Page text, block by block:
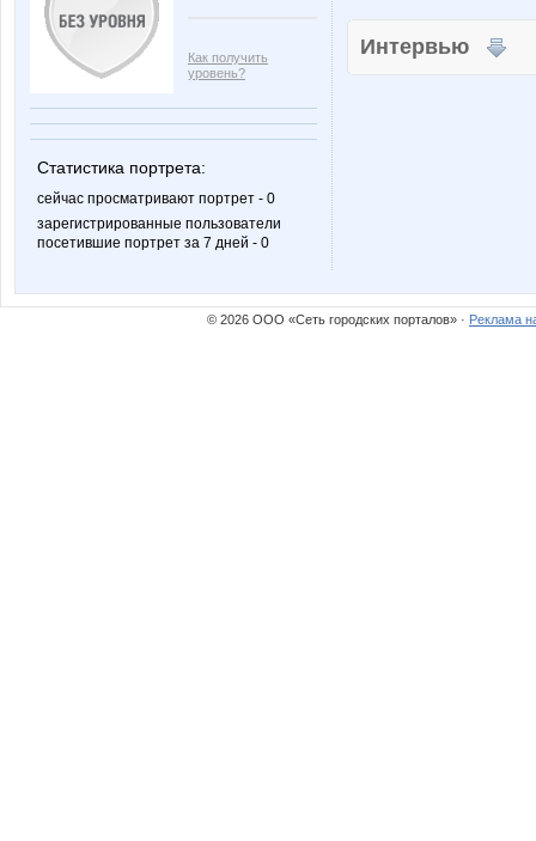
Как получить
уровень?
Статистика портрета:
сейчас просматривают портрет - 0
зарегистрированные пользователи
посетившие портрет за 7 дней - 0
Интервью
© 2026 ООО «Сеть городских порталов» · Реклама